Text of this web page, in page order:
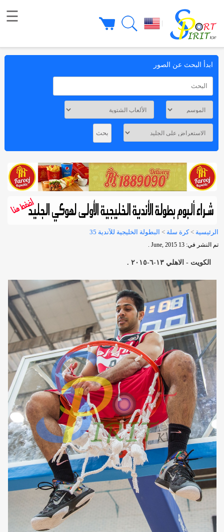
|
☰
ابدأ البحث عن الصور
الرئيسية >كرة سلة> البطولة الخليجية للآندية 35
تم النشر في: 13 June, 2015 .
الكويت - الاهلي ١٣-٦-٢٠١٥ .